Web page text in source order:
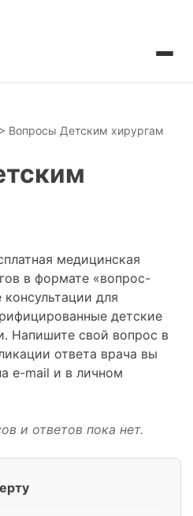
> Вопросы Детским хирургам
медицинская
в формате «вопрос-
для
детские
Напишите свой вопрос в
ответа врача вы
e-mail и в личном
и ответов пока нет.